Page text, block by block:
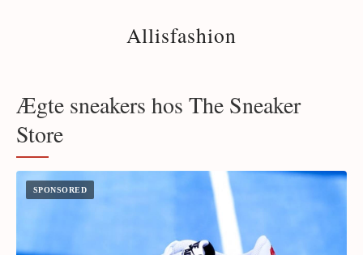
Allisfashion
Ægte sneakers hos The Sneaker
Store